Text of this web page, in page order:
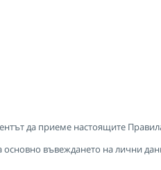
да приеме настоящите
въвеждането на лични